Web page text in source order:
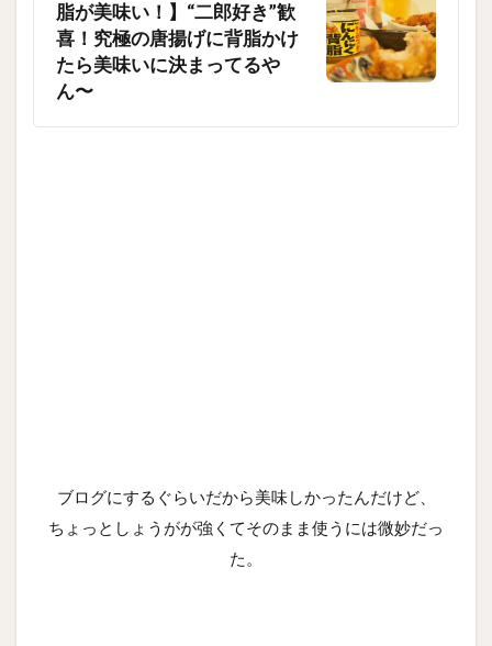
脂が美味い！】“二郎好き”歓
喜！究極の唐揚げに背脂かけ
たら美味いに決まってるや
ん〜
ブログにするぐらいだから美味しかったんだけど、
ちょっとしょうがが強くてそのまま使うには微妙だっ
た。